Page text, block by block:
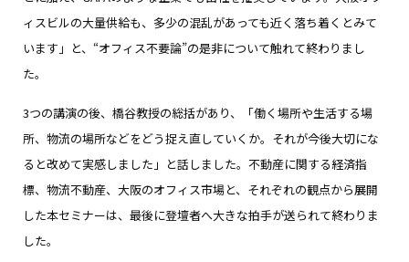
ィスビルの大量供給も、多少の混乱があっても近く落ち着くとみて
います」と、“オフィス不要論”の是非について触れて終わりまし
た。
3つの講演の後、橋谷教授の総括があり、「働く場所や生活する場
所、物流の場所などをどう捉え直していくか。それが今後大切にな
ると改めて実感しました」と話しました。不動産に関する経済指
標、物流不動産、大阪のオフィス市場と、それぞれの観点から展開
した本セミナーは、最後に登壇者へ大きな拍手が送られて終わりま
した。